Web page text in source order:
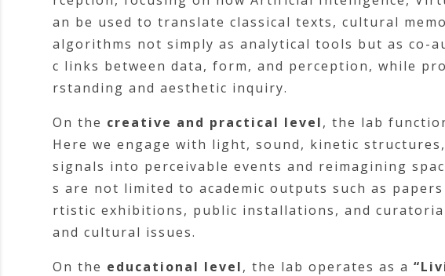
an be used to translate classical texts, cultural
algorithms not simply as analytical tools but as co-
c links between data, form, and perception, while
rstanding and aesthetic inquiry.
On the creative and practical level, the lab
Here we engage with light, sound, kinetic
signals into perceivable events and reimagining
s are not limited to academic outputs such as
rtistic exhibitions, public installations, and
and cultural issues.
On the educational level, the lab operates as a